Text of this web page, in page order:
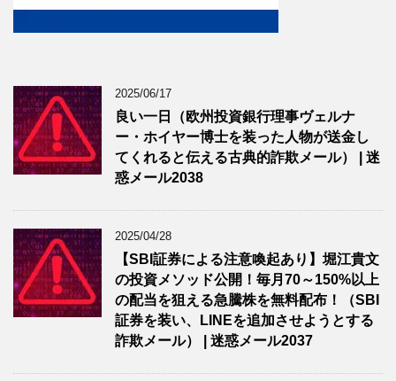
2025/06/17
良い一日（欧州投資銀行理事ヴェルナ
ー・ホイヤー博士を装った人物が送金し
てくれると伝える古典的詐欺メール） | 迷
惑メール2038
2025/04/28
【SBI証券による注意喚起あり】堀江貴文
の投資メソッド公開！毎月70～150%以上
の配当を狙える急騰株を無料配布！（SBI
証券を装い、LINEを追加させようとする
詐欺メール） | 迷惑メール2037